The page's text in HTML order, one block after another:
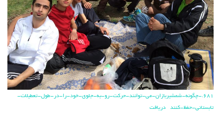
681.-چگونه-شمشیربازان-می-توانند-حرکت-رو-به-جلوی-خود-را-در-طول-تعطیلات-
تابستانی-حفظ-کنند دریافت